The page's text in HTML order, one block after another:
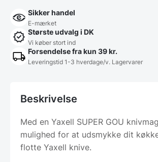
Sikker handel
E-mærket
Største udvalg i DK
Vi køber stort ind
Forsendelse fra kun 39 kr.
Leveringstid 1-3 hverdage/v. Lagervarer
Beskrivelse
Med en Yaxell SUPER GOU
mulighed for at udsmykke dit
flotte Yaxell knive.